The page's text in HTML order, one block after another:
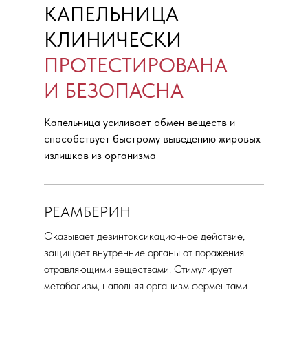
КАПЕЛЬНИЦА
КЛИНИЧЕСКИ
ПРОТЕСТИРОВАНА
И БЕЗОПАСНА
Капельница усиливает обмен веществ и
способствует быстрому выведению жировых
излишков из организма
РЕАМБЕРИН
Оказывает дезинтоксикационное действие,
защищает внутренние органы от поражения
отравляющими веществами. Стимулирует
метаболизм, наполняя организм ферментами